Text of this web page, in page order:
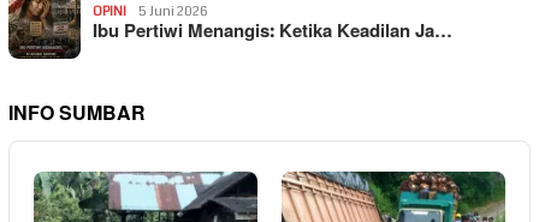
OPINI 5 Juni 2026
Ibu Pertiwi Menangis: Ketika Keadilan Ja…
INFO SUMBAR